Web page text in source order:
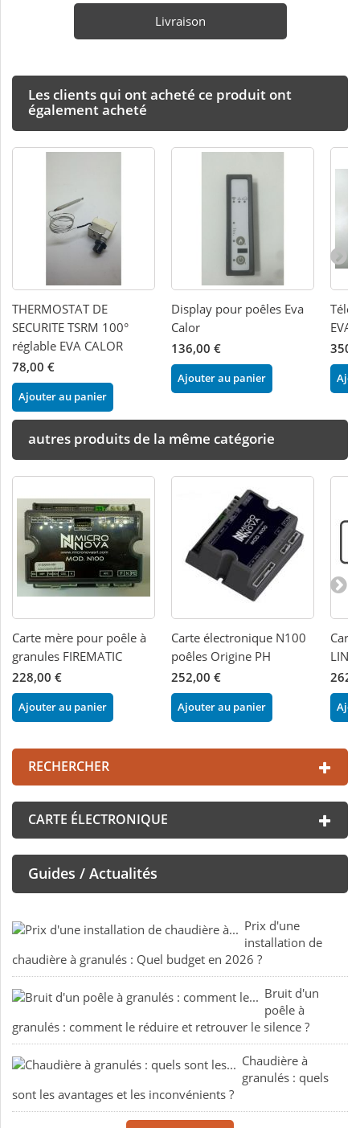
Livraison
Les clients qui ont acheté ce produit ont
également acheté
THERMOSTAT DE
SECURITE TSRM 100°
réglable EVA CALOR
78,00 €
Ajouter au panier
Display pour poêles Eva
Calor
136,00 €
Ajouter au panier
autres produits de la même catégorie
Carte mère pour poêle à
granules FIREMATIC
228,00 €
Ajouter au panier
Carte électronique N100
poêles Origine PH
252,00 €
Ajouter au panier
RECHERCHER
CARTE ÉLECTRONIQUE
Guides / Actualités
Prix d'une
installation de
chaudière à granulés : Quel budget en 2026 ?
Bruit d'un
poêle à
granulés : comment le réduire et retrouver le silence ?
Chaudière à
granulés : quels
sont les avantages et les inconvénients ?